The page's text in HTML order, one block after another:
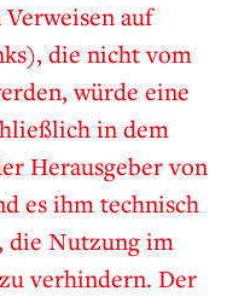
auf
die nicht vom
würde eine
in dem
Herausgeber von
es ihm technisch
die Nutzung im
verhindern. Der